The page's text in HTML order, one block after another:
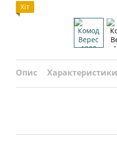
Хіт
Опис Характеристики